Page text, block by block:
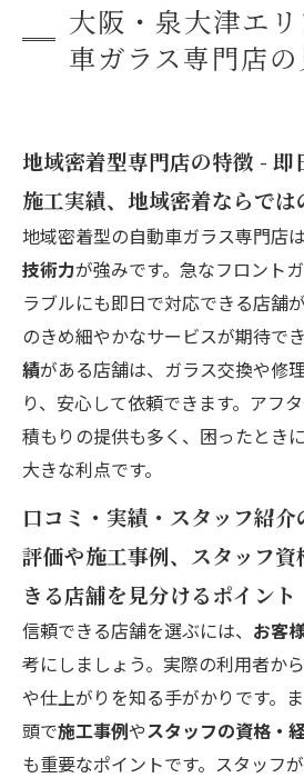
大阪・泉大津エ
車ガラス専門店
地域密着型専門店の特徴 - 即
施工実績、地域密着ならで
地域密着型の自動車ガラス専門店は
技術力が強みです。急なフロント
ラブルにも即日で対応できる店舗
のきめ細やかなサービスが期待でき
績がある店舗は、ガラス交換や修
り、安心して依頼できます。アフ
積もりの提供も多く、困ったとき
大きな利点です。
口コミ・実績・スタッフ紹介
評価や施工事例、スタッフ
きる店舗を見分けるポイント
信頼できる店舗を選ぶには、 お客
考にしましょう。実際の利用者か
や仕上がりを知る手がかりです。
頭で施工事例やスタッフの資格・
も重要なポイントです。スタッフ